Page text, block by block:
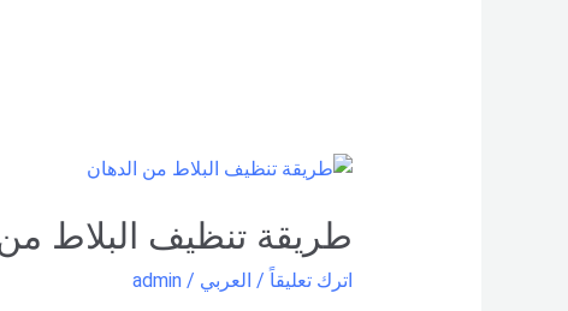
طريقة تنظيف البلاط
اترك تعليقاً / العربي /
admin
طريقة
البلاط
من
الدهان